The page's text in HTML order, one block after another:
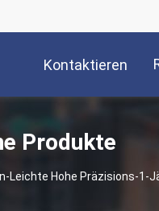
Kontaktieren
Sie Uns
Produkte
Leichte Hohe Präzisions-1-